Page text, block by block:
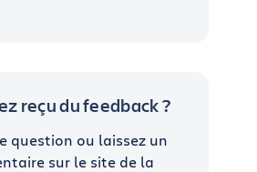
reçu du feedback ?
question ou laissez un
sur le site de la